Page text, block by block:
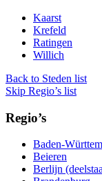
Kaarst
Krefeld
Ratingen
Willich
Back to Steden list
Skip Regio’s list
Regio’s
Baden-
Beieren
Berlijn